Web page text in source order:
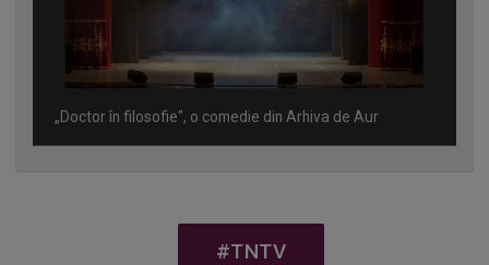
„Doctor în filosofie", o comedie din Arhiva de Aur
#TNTV